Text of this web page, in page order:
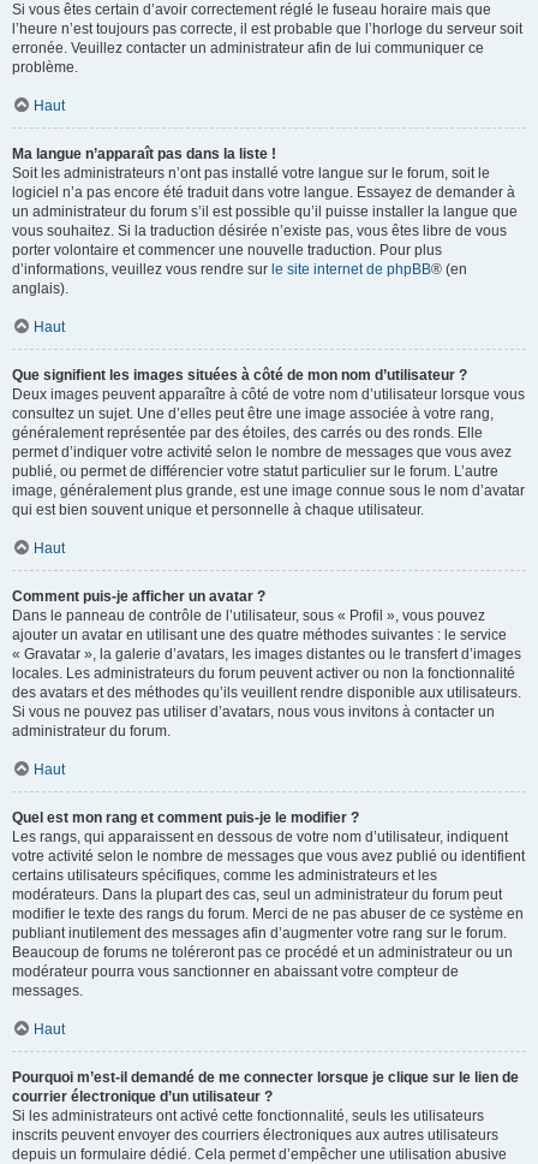
Si vous êtes certain d’avoir correctement réglé le fuseau horaire mais que
l’heure n’est toujours pas correcte, il est probable que l’horloge du serveur soit
erronée. Veuillez contacter un administrateur afin de lui communiquer ce
problème.
Haut
Ma langue n’apparaît pas dans la liste !
Soit les administrateurs n’ont pas installé votre langue sur le forum, soit le
logiciel n’a pas encore été traduit dans votre langue. Essayez de demander à
un administrateur du forum s’il est possible qu’il puisse installer la langue que
vous souhaitez. Si la traduction désirée n’existe pas, vous êtes libre de vous
porter volontaire et commencer une nouvelle traduction. Pour plus
d’informations, veuillez vous rendre sur le site internet de phpBB® (en
anglais).
Haut
Que signifient les images situées à côté de mon nom d’utilisateur ?
Deux images peuvent apparaître à côté de votre nom d’utilisateur lorsque vous
consultez un sujet. Une d’elles peut être une image associée à votre rang,
généralement représentée par des étoiles, des carrés ou des ronds. Elle
permet d’indiquer votre activité selon le nombre de messages que vous avez
publié, ou permet de différencier votre statut particulier sur le forum. L’autre
image, généralement plus grande, est une image connue sous le nom d’avatar
qui est bien souvent unique et personnelle à chaque utilisateur.
Haut
Comment puis-je afficher un avatar ?
Dans le panneau de contrôle de l’utilisateur, sous « Profil », vous pouvez
ajouter un avatar en utilisant une des quatre méthodes suivantes : le service
« Gravatar », la galerie d’avatars, les images distantes ou le transfert d’images
locales. Les administrateurs du forum peuvent activer ou non la fonctionnalité
des avatars et des méthodes qu’ils veuillent rendre disponible aux utilisateurs.
Si vous ne pouvez pas utiliser d’avatars, nous vous invitons à contacter un
administrateur du forum.
Haut
Quel est mon rang et comment puis-je le modifier ?
Les rangs, qui apparaissent en dessous de votre nom d’utilisateur, indiquent
votre activité selon le nombre de messages que vous avez publié ou identifient
certains utilisateurs spécifiques, comme les administrateurs et les
modérateurs. Dans la plupart des cas, seul un administrateur du forum peut
modifier le texte des rangs du forum. Merci de ne pas abuser de ce système en
publiant inutilement des messages afin d’augmenter votre rang sur le forum.
Beaucoup de forums ne toléreront pas ce procédé et un administrateur ou un
modérateur pourra vous sanctionner en abaissant votre compteur de
messages.
Haut
Pourquoi m’est-il demandé de me connecter lorsque je clique sur le lien de
courrier électronique d’un utilisateur ?
Si les administrateurs ont activé cette fonctionnalité, seuls les utilisateurs
inscrits peuvent envoyer des courriers électroniques aux autres utilisateurs
depuis un formulaire dédié. Cela permet d’empêcher une utilisation abusive